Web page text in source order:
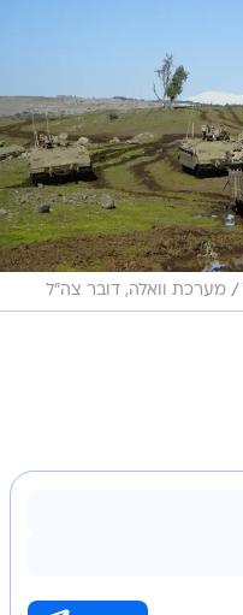
/ מערכת וואלה, דובר צה"ל